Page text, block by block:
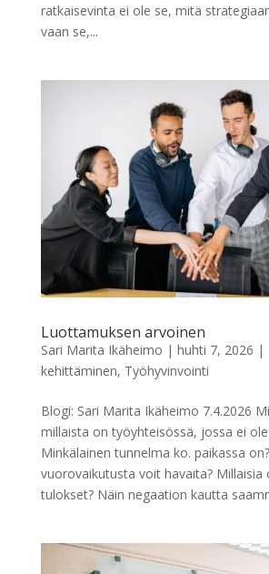
ratkaisevinta ei ole se, mitä
vaan se,...
Luottamuksen arvoinen
Sari Marita Ikäheimo | huhti 7, 2026 |
kehittäminen, Työhyvinvointi
Blogi: Sari Marita Ikäheimo 7.4.2026
millaista on työyhteisössä, jossa ei
Minkälainen tunnelma ko. paikassa
vuorovaikutusta voit havaita? Millaisia
tulokset? Näin negaation kautta